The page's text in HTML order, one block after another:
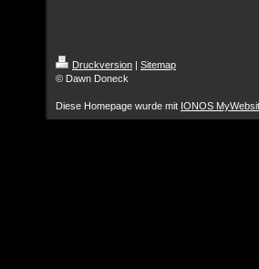
Druckversion | Sitemap
© Dawn Doneck
Diese Homepage wurde mit IONOS